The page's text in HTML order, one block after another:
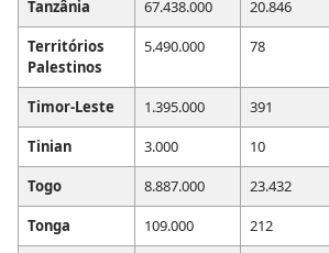
Tanzânia
67.438.000 20.846
Territórios
Palestinos
5.490.000 78
Timor-Leste 1.395.000 391
Tinian
3.000 10
Togo
8.887.000 23.432
Tonga
109.000 212